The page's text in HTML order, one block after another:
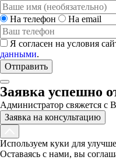
На телефон На email
Я согласен на условия
данными.
Отправить
Заявка успешно
Администратор свяжется с
Заявка на консультацию
Используем куки для
Оставаясь с нами, вы